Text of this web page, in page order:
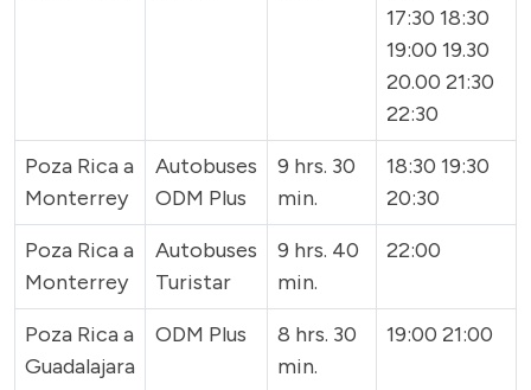
17:30 18:30
19:00 19.30
20.00 21:30
22:30
Poza Rica a
Monterrey
Autobuses
ODM Plus
9 hrs. 30
min.
18:30 19:30
20:30
Poza Rica a
Monterrey
Autobuses
Turistar
9 hrs. 40
min.
22:00
Poza Rica a
Guadalajara
ODM Plus
8 hrs. 30
min.
19:00 21:00